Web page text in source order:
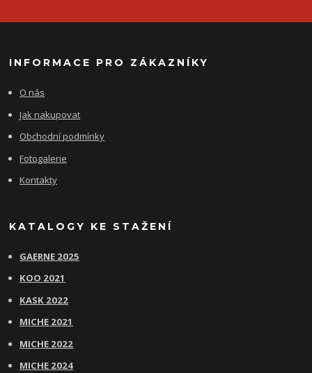
INFORMACE PRO ZÁKAZNÍKY
O nás
Jak nakupovat
Obchodní podmínky
Fotogalerie
Kontakty
KATALOGY KE STAŽENÍ
GAERNE 2025
KOO 2021
KASK 2022
MICHE 2021
MICHE 2022
MICHE 2024